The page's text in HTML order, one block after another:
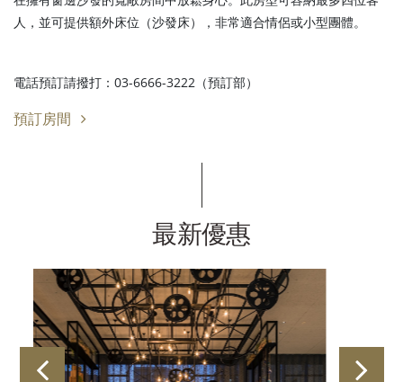
人，並可提供額外床位（沙發床），非常適合情侶或小型團體。
電話預訂請撥打：03-6666-3222（預訂部）
預訂房間
最新優惠